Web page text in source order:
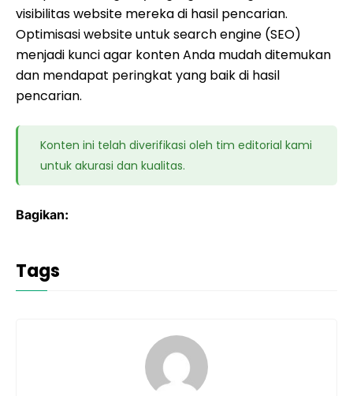
visibilitas website mereka di hasil pencarian.
Optimisasi website untuk search engine (SEO)
menjadi kunci agar konten Anda mudah ditemukan
dan mendapat peringkat yang baik di hasil
pencarian.
Konten ini telah diverifikasi oleh tim editorial kami
untuk akurasi dan kualitas.
Bagikan:
Tags